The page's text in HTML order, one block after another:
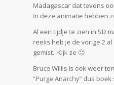
Madagascar dat tevens
In deze animatie hebben
Al een tijdje te zien in SD
reeks heb je de vorige 2
gemist.. Kijk ze 🙂
Bruce Willis is ook weer
“Purge Anarchy” dus